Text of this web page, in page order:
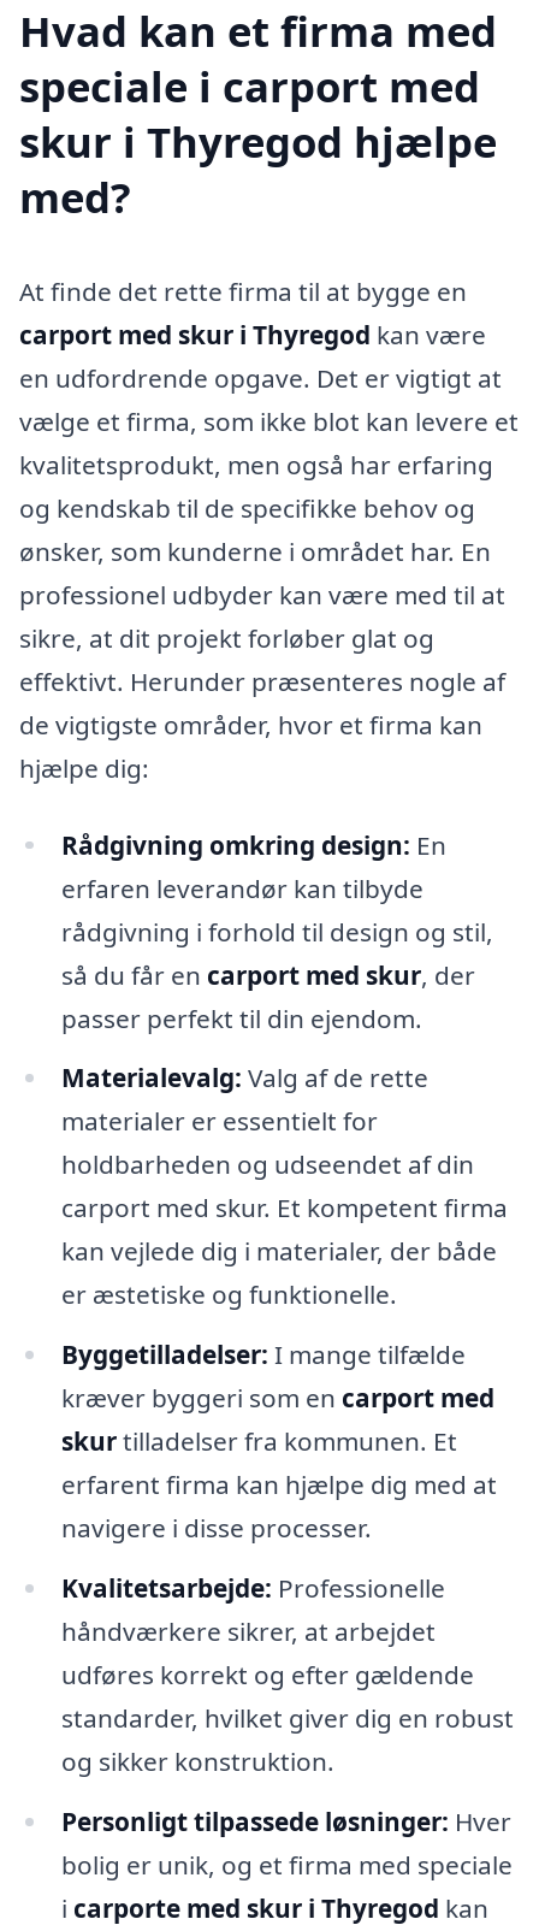
Hvad kan et firma med
speciale i carport med
skur i Thyregod hjælpe
med?
At finde det rette firma til at bygge en
carport med skur i Thyregod kan være
en udfordrende opgave. Det er vigtigt at
vælge et firma, som ikke blot kan levere et
kvalitetsprodukt, men også har erfaring
og kendskab til de specifikke behov og
ønsker, som kunderne i området har. En
professionel udbyder kan være med til at
sikre, at dit projekt forløber glat og
effektivt. Herunder præsenteres nogle af
de vigtigste områder, hvor et firma kan
hjælpe dig:
Rådgivning omkring design: En
erfaren leverandør kan tilbyde
rådgivning i forhold til design og stil,
så du får en carport med skur, der
passer perfekt til din ejendom.
Materialevalg: Valg af de rette
materialer er essentielt for
holdbarheden og udseendet af din
carport med skur. Et kompetent firma
kan vejlede dig i materialer, der både
er æstetiske og funktionelle.
Byggetilladelser: I mange tilfælde
kræver byggeri som en carport med
skurtilladelser fra kommunen. Et
erfarent firma kan hjælpe dig med at
navigere i disse processer.
Kvalitetsarbejde: Professionelle
håndværkere sikrer, at arbejdet
udføres korrekt og efter gældende
standarder, hvilket giver dig en robust
og sikker konstruktion.
Personligt tilpassede løsninger: Hver
bolig er unik, og et firma med speciale
i carporte med skur i Thyregod kan